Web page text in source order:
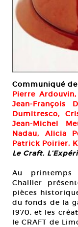
Communiqué
Pierre
Jean-François
Dumitresco,
Jean-Michel
Nadau, Alicia
Patrick Poirier,
Le Craft.
Au printemps
Challier
pièces
du fonds de la
1970, et les
le CRAFT de